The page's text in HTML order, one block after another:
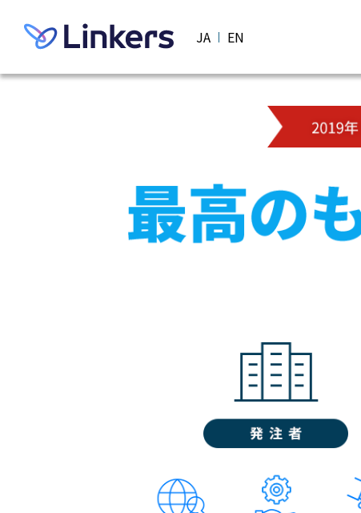
JA EN